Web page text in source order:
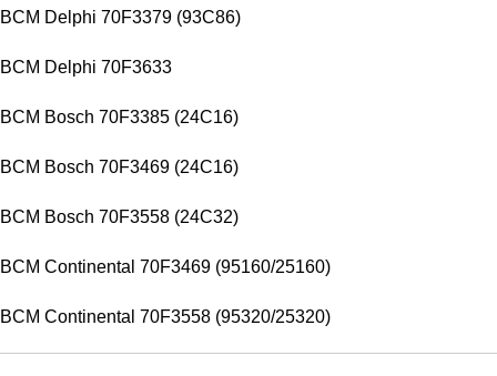
BCM Delphi 70F3379 (93C86)
BCM Delphi 70F3633
BCM Bosch 70F3385 (24C16)
BCM Bosch 70F3469 (24C16)
BCM Bosch 70F3558 (24C32)
BCM Continental 70F3469 (95160/25160)
BCM Continental 70F3558 (95320/25320)